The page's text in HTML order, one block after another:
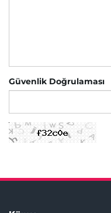
Güvenlik Doğrulaması